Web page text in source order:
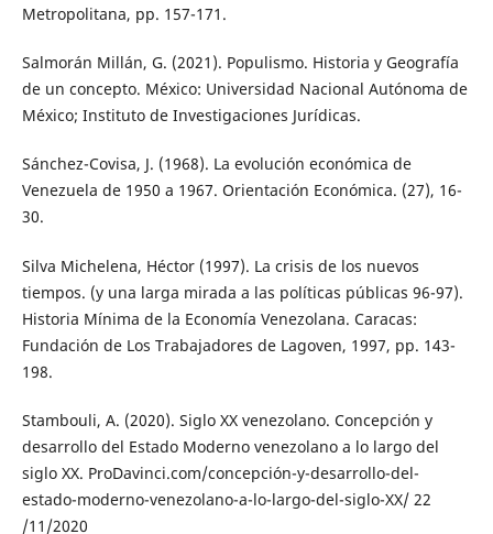
Metropolitana, pp. 157-171.
Salmorán Millán, G. (2021). Populismo. Historia y Geografía
de un concepto. México: Universidad Nacional Autónoma de
México; Instituto de Investigaciones Jurídicas.
Sánchez-Covisa, J. (1968). La evolución económica de
Venezuela de 1950 a 1967. Orientación Económica. (27), 16-
30.
Silva Michelena, Héctor (1997). La crisis de los nuevos
tiempos. (y una larga mirada a las políticas públicas 96-97).
Historia Mínima de la Economía Venezolana. Caracas:
Fundación de Los Trabajadores de Lagoven, 1997, pp. 143-
198.
Stambouli, A. (2020). Siglo XX venezolano. Concepción y
desarrollo del Estado Moderno venezolano a lo largo del
siglo XX. ProDavinci.com/concepción-y-desarrollo-del-
estado-moderno-venezolano-a-lo-largo-del-siglo-XX/ 22
/11/2020